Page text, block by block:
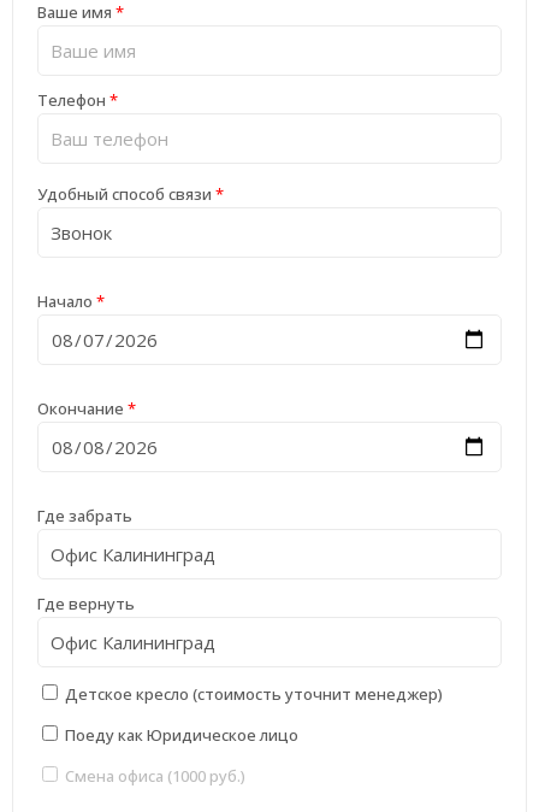
Ваше имя *
Телефон *
Удобный способ связи *
Начало *
Окончание *
Где забрать
Где вернуть
Детское кресло (стоимость уточнит менеджер)
Поеду как Юридическое лицо
Смена офиса (1000 руб.)